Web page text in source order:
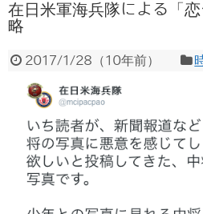
在日米軍海兵隊による「
略
2017/1/28 （10年前）